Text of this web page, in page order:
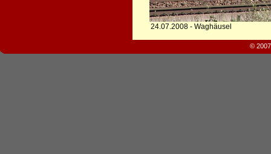
24.07.2008 - Waghäusel
©